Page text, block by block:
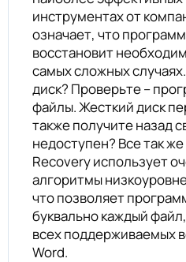
инструментах от
означает, что
восстановит
самых сложных
диск? Проверьте –
файлы. Жесткий диск
также получите назад
недоступен? Все так
Recovery использует
алгоритмы
что позволяет
буквально каждый
всех поддерживаемых
Word.